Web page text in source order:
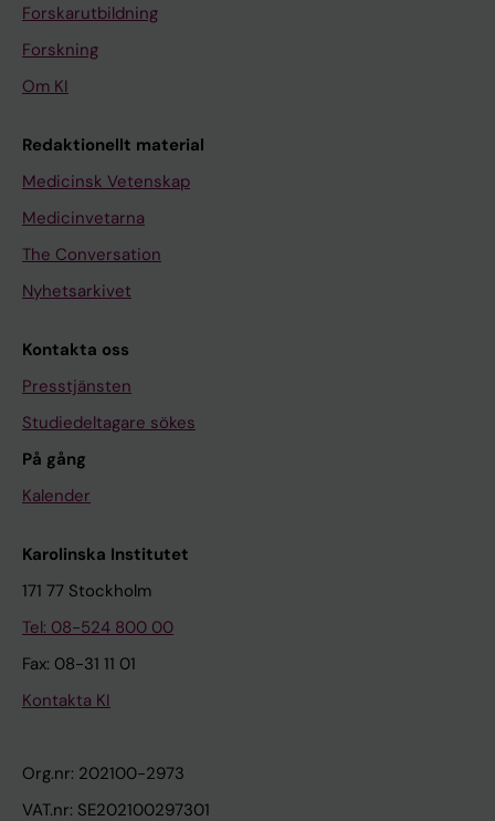
Forskarutbildning
Forskning
Om KI
Redaktionellt material
Medicinsk Vetenskap
Medicinvetarna
The Conversation
Nyhetsarkivet
Kontakta oss
Presstjänsten
Studiedeltagare sökes
På gång
Kalender
Karolinska Institutet
171 77 Stockholm
Tel: 08-524 800 00
Fax: 08-31 11 01
Kontakta KI
Org.nr: 202100-2973
VAT.nr: SE202100297301